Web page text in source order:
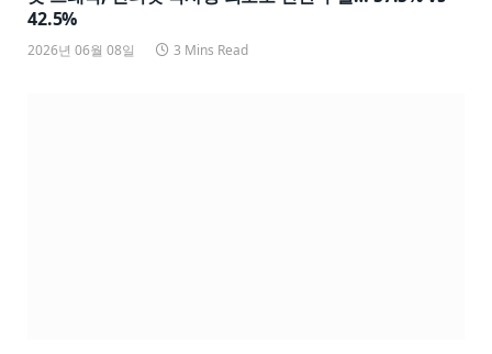
42.5%
2026년 06월 08일 3 Mins Read